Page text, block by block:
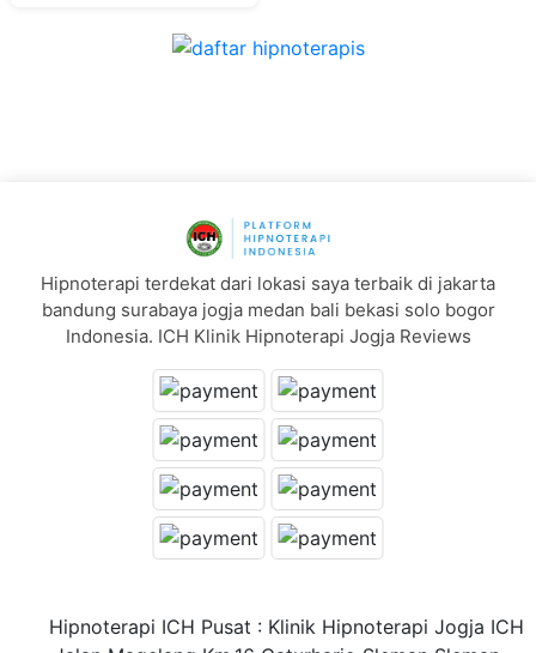
Hipnoterapi terdekat dari lokasi saya terbaik di jakarta
bandung surabaya jogja medan bali bekasi solo bogor
Indonesia. ICH Klinik Hipnoterapi Jogja Reviews
Hipnoterapi ICH Pusat : Klinik Hipnoterapi Jogja ICH